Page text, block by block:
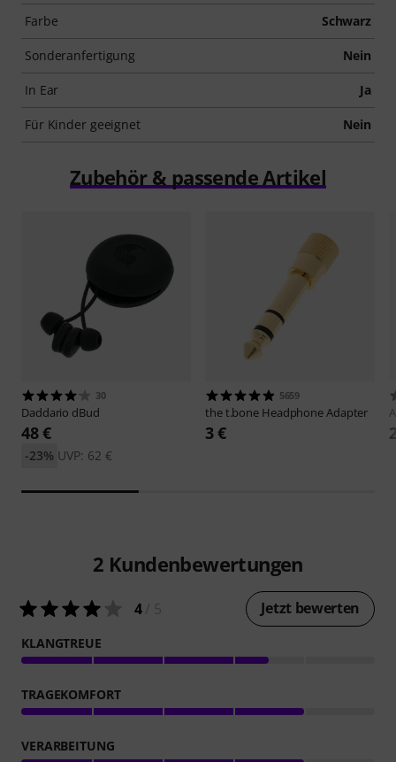
Farbe Schwarz
Sonderanfertigung Nein
In Ear Ja
Für Kinder geeignet Nein
Zubehör & passende Artikel
30
Daddario dBud
48 €
UVP: 62 €
-23%
5659
the t.bone Headphone Adapter
3 €
2 Kundenbewertungen
4/ 5 Jetzt bewerten
KLANGTREUE
TRAGEKOMFORT
VERARBEITUNG